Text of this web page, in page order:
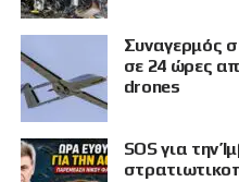
Συναγερμός
σε 24 ώρες
drones
SOS για την